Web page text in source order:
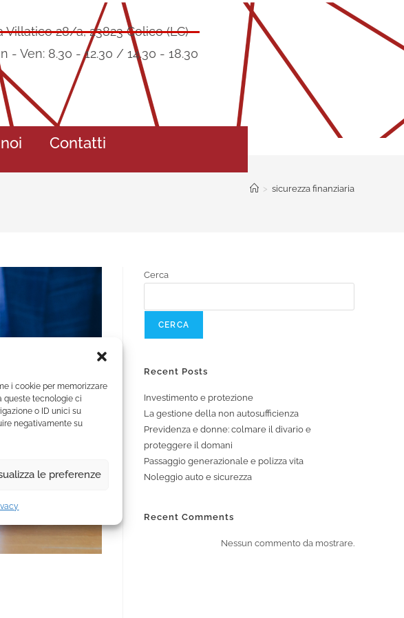
i cookie per memorizzare
queste tecnologie ci
o ID unici su
negativamente su
le preferenze
Villatico 28/a, 23823 Colico (LC)
- Ven: 8.30 - 12.30 / 14.30 - 18.30
Contatti
> sicurezza finanziaria
Cerca
CERCA
Recent Posts
Investimento e protezione
La gestione della non autosufficienza
Previdenza e donne: colmare il divario e
proteggere il domani
Passaggio generazionale e polizza vita
Noleggio auto e sicurezza
Recent Comments
Nessun commento da mostrare.